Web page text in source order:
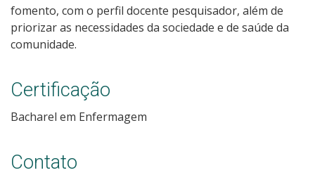
fomento, com o perfil docente pesquisador, além de
priorizar as necessidades da sociedade e de saúde da
comunidade.
Certificação
Bacharel em Enfermagem
Contato